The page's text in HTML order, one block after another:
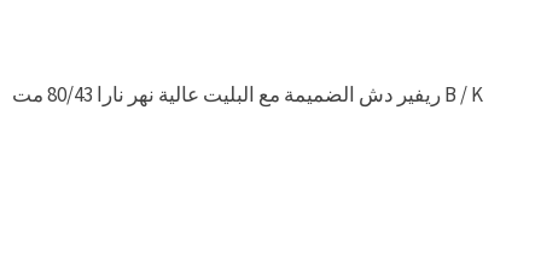
ريفير دش الضميمة مع البليت عالية نهر نارا 80/43 مت B / K